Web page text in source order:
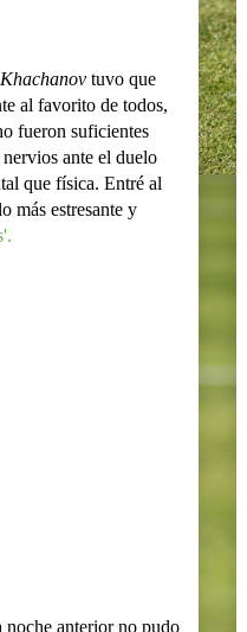
tuvo que
al favorito de todos,
fueron suficientes
ante el duelo
que física. Entré al
más estresante y
anterior no pudo